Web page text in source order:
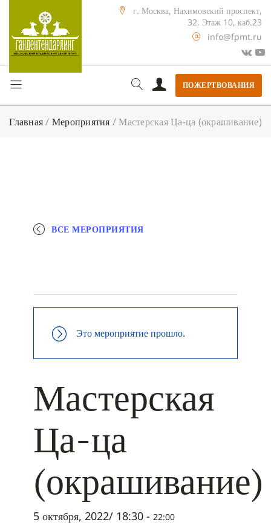
г. Москва, Нахимовский проспект,
32. Этаж 10, каб.23
info@fpmt.ru
ПОЖЕРТВОВАНИЯ
Главная/ Мероприятия / Мастерская Ца-ца (окрашивание)
ВСЕ МЕРОПРИЯТИЯ
Это мероприятие прошло.
Мастерская
Ца-ца
(окрашивание)
5 октября, 2022/ 18:30 - 22:00